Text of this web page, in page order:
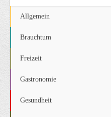
Allgemein
Brauchtum
Freizeit
Gastronomie
Gesundheit